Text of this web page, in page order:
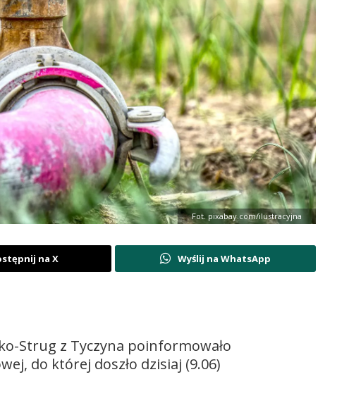
Fot. pixabay.com/ilustracyjna
na X Wyślij na WhatsApp
Strug z Tyczyna poinformowało
do której doszło dzisiaj (9.06)